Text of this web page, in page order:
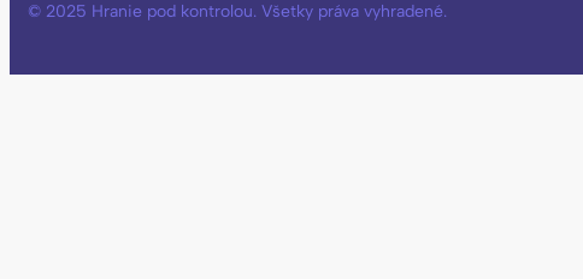
© 2025 Hranie pod kontrolou. Všetky práva vyhradené.